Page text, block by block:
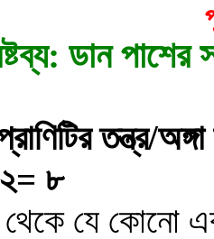
ডান পাশের
তন্ত্র/
৮
যে কোনো